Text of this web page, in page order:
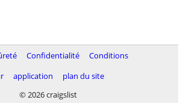
Confidentialité
Conditions
application
plan du site
© 2026 craigslist